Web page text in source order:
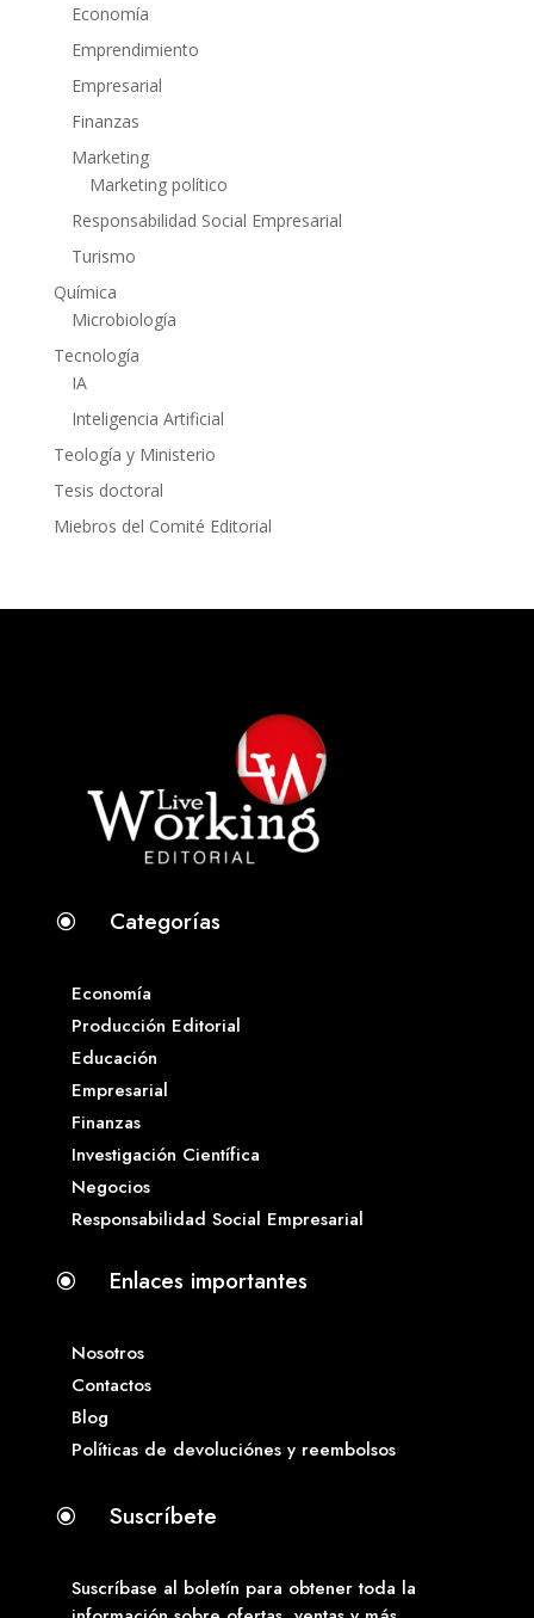
Economía
Emprendimiento
Empresarial
Finanzas
Marketing
Marketing político
Responsabilidad Social Empresarial
Turismo
Química
Microbiología
Tecnología
IA
Inteligencia Artificial
Teología y Ministerio
Tesis doctoral
Miebros del Comité Editorial
\ Categorías
Economía
Producción Editorial
Educación
Empresarial
Finanzas
Investigación Científica
Negocios
Responsabilidad Social Empresarial
\ Enlaces importantes
Nosotros
Contactos
Blog
Políticas de devoluciónes y reembolsos
\ Suscríbete
Suscríbase al boletín para obtener toda la